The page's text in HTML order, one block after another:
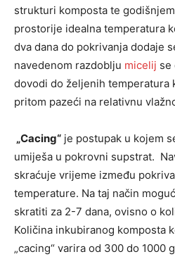
strukturi komposta te
prostorije idealna temperatura
dva dana do pokrivanja dodaje
navedenom razdoblju micelij se
dovodi do željenih temperatura
pritom pazeći na relativnu
„Cacing“ je postupak u kojem
umiješa u pokrovni supstrat.
skraćuje vrijeme između
temperature. Na taj način
skratiti za 2-7 dana, ovisno o
Količina inkubiranog komposta
„cacing“ varira od 300 do 1000